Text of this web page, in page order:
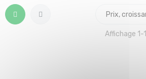
Prix,
Affichage 1-